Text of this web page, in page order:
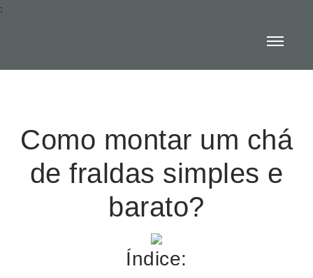
:
Como montar um chá
de fraldas simples e
barato?
Índice: